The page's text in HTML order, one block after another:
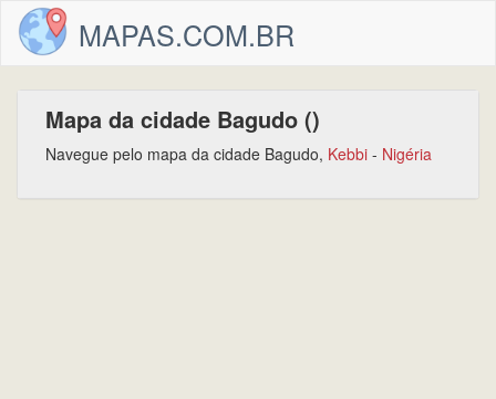
MAPAS.COM.BR
Mapa da cidade Bagudo ()
Navegue pelo mapa da cidade Bagudo, Kebbi - Nigéria